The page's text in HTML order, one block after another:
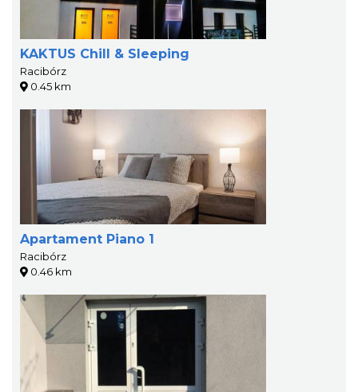
KAKTUS Chill & Sleeping
Racibórz
0.45 km
Apartament Piano 1
Racibórz
0.46 km